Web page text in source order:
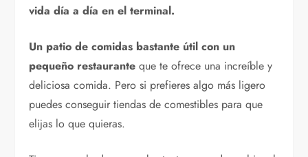
vida día a día en el terminal.
Un patio de comidas bastante útil con un
pequeño restaurante que te ofrece una increíble y
deliciosa comida. Pero si prefieres algo más ligero
puedes conseguir tiendas de comestibles para que
elijas lo que quieras.